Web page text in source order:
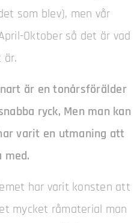
som blev), men vår
Oktober så det är vad
är.
är en tonårsförälder
ryck, Men man kan
varit en utmaning att
med.
har varit konsten att
mycket råmaterial man